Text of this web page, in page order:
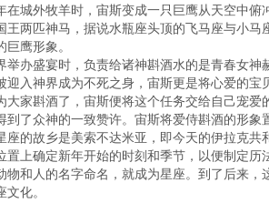
在城外牧羊时，宙斯变成一只巨鹰从天空中
王两匹神马，据说水瓶座头顶的飞马座与小
巨鹰形象。
举办盛宴时，负责给诸神斟酒水的是青春女
迎入神界成为不死之身，宙斯更是将心爱的
大家斟酒了，宙斯便将这个任务交给自己宠
到了众神的一致赞许。宙斯将爱侍斟酒的形象
座的故乡是美索不达米亚，即今天的伊拉克
置上确定新年开始的时刻和季节，以便制定
物和人的名字命名，就成为星座。到了后来
化。